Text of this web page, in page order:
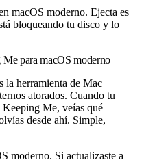
macOS moderno. Ejecta es
bloqueando tu disco y lo
para macOS moderno
la herramienta de Mac
atorados. Cuando tu
Keeping Me, veías qué
desde ahí. Simple,
moderno. Si actualizaste a